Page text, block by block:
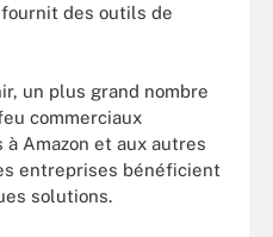
des outils de
un plus grand nombre
commerciaux
Amazon et aux autres
entreprises bénéficient
solutions.